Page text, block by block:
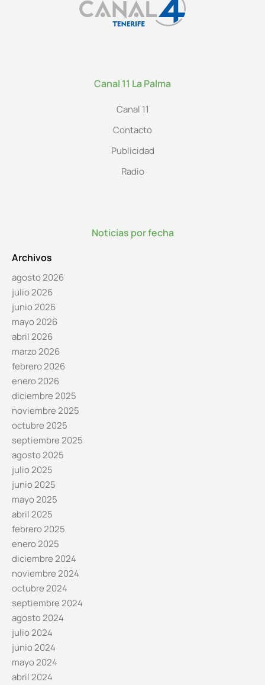
Canal 11 La Palma
Canal 11
Contacto
Publicidad
Radio
Noticias por fecha
Archivos
agosto 2026
julio 2026
junio 2026
mayo 2026
abril 2026
marzo 2026
febrero 2026
enero 2026
diciembre 2025
noviembre 2025
octubre 2025
septiembre 2025
agosto 2025
julio 2025
junio 2025
mayo 2025
abril 2025
febrero 2025
enero 2025
diciembre 2024
noviembre 2024
octubre 2024
septiembre 2024
agosto 2024
julio 2024
junio 2024
mayo 2024
abril 2024